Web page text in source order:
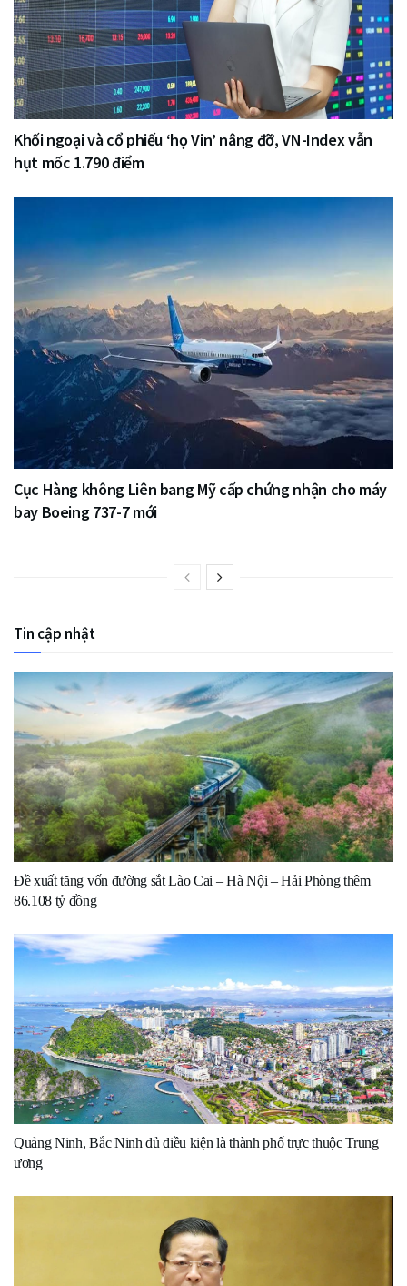
Khối ngoại và cổ phiếu ‘họ Vin’ nâng đỡ, VN-Index vẫn
hụt mốc 1.790 điểm
Cục Hàng không Liên bang Mỹ cấp chứng nhận cho máy
bay Boeing 737-7 mới
Tin cập nhật
Đề xuất tăng vốn đường sắt Lào Cai – Hà Nội – Hải Phòng thêm
86.108 tỷ đồng
Quảng Ninh, Bắc Ninh đủ điều kiện là thành phố trực thuộc Trung
ương